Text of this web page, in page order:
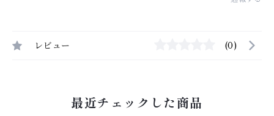
レビュー (0)
最近チェックした商品